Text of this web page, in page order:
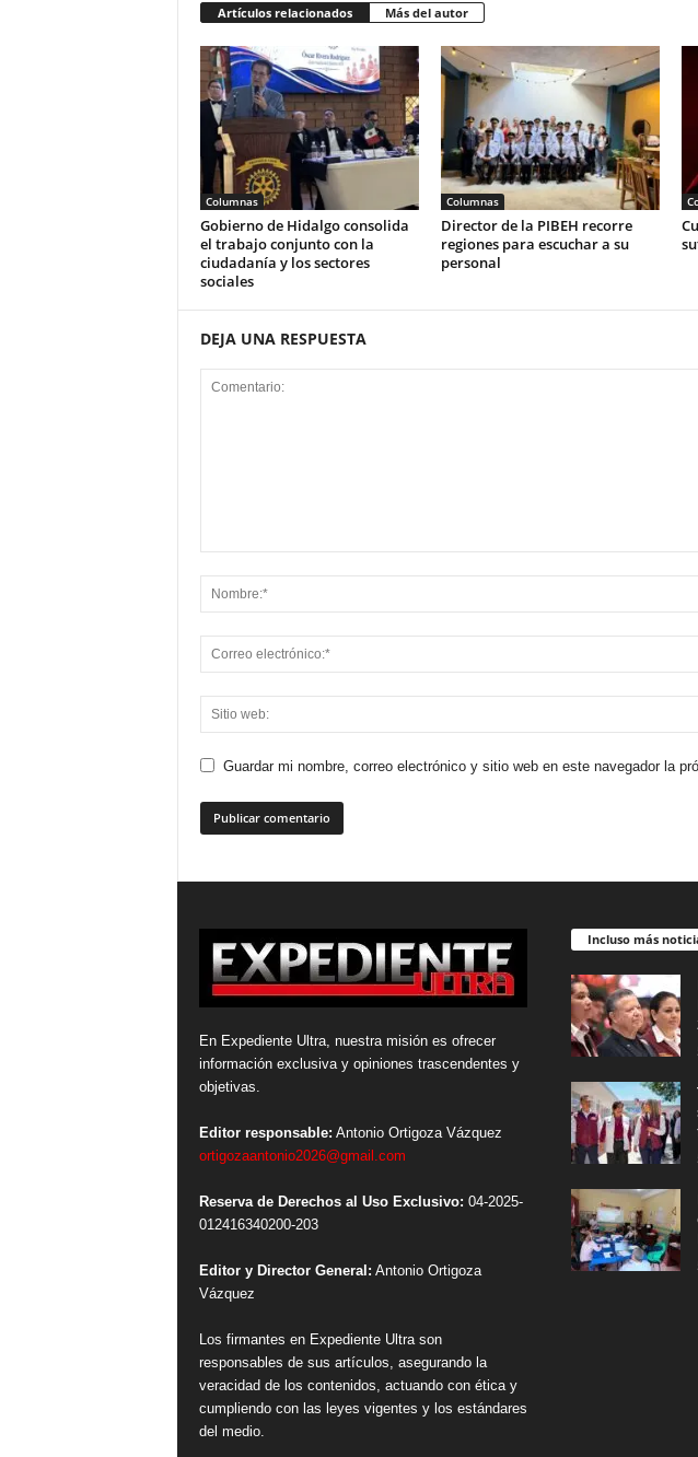
Artículos relacionados Más del autor
Columnas
Gobierno de Hidalgo consolida
el trabajo conjunto con la
ciudadanía y los sectores
sociales
Columnas
Director de la PIBEH recorre
regiones para escuchar a su
personal
DEJA UNA RESPUESTA
Guardar mi nombre, correo electrónico y sitio web en este navegador la
En Expediente Ultra, nuestra misión es ofrecer
información exclusiva y opiniones trascendentes y
objetivas.
Editor responsable: Antonio Ortigoza Vázquez
ortigozaantonio2026@gmail.com
Reserva de Derechos al Uso Exclusivo: 04-2025-
012416340200-203
Editor y Director General: Antonio Ortigoza
Vázquez
Los firmantes en Expediente Ultra son
responsables de sus artículos, asegurando la
veracidad de los contenidos, actuando con ética y
cumpliendo con las leyes vigentes y los estándares
del medio.
Incluso más